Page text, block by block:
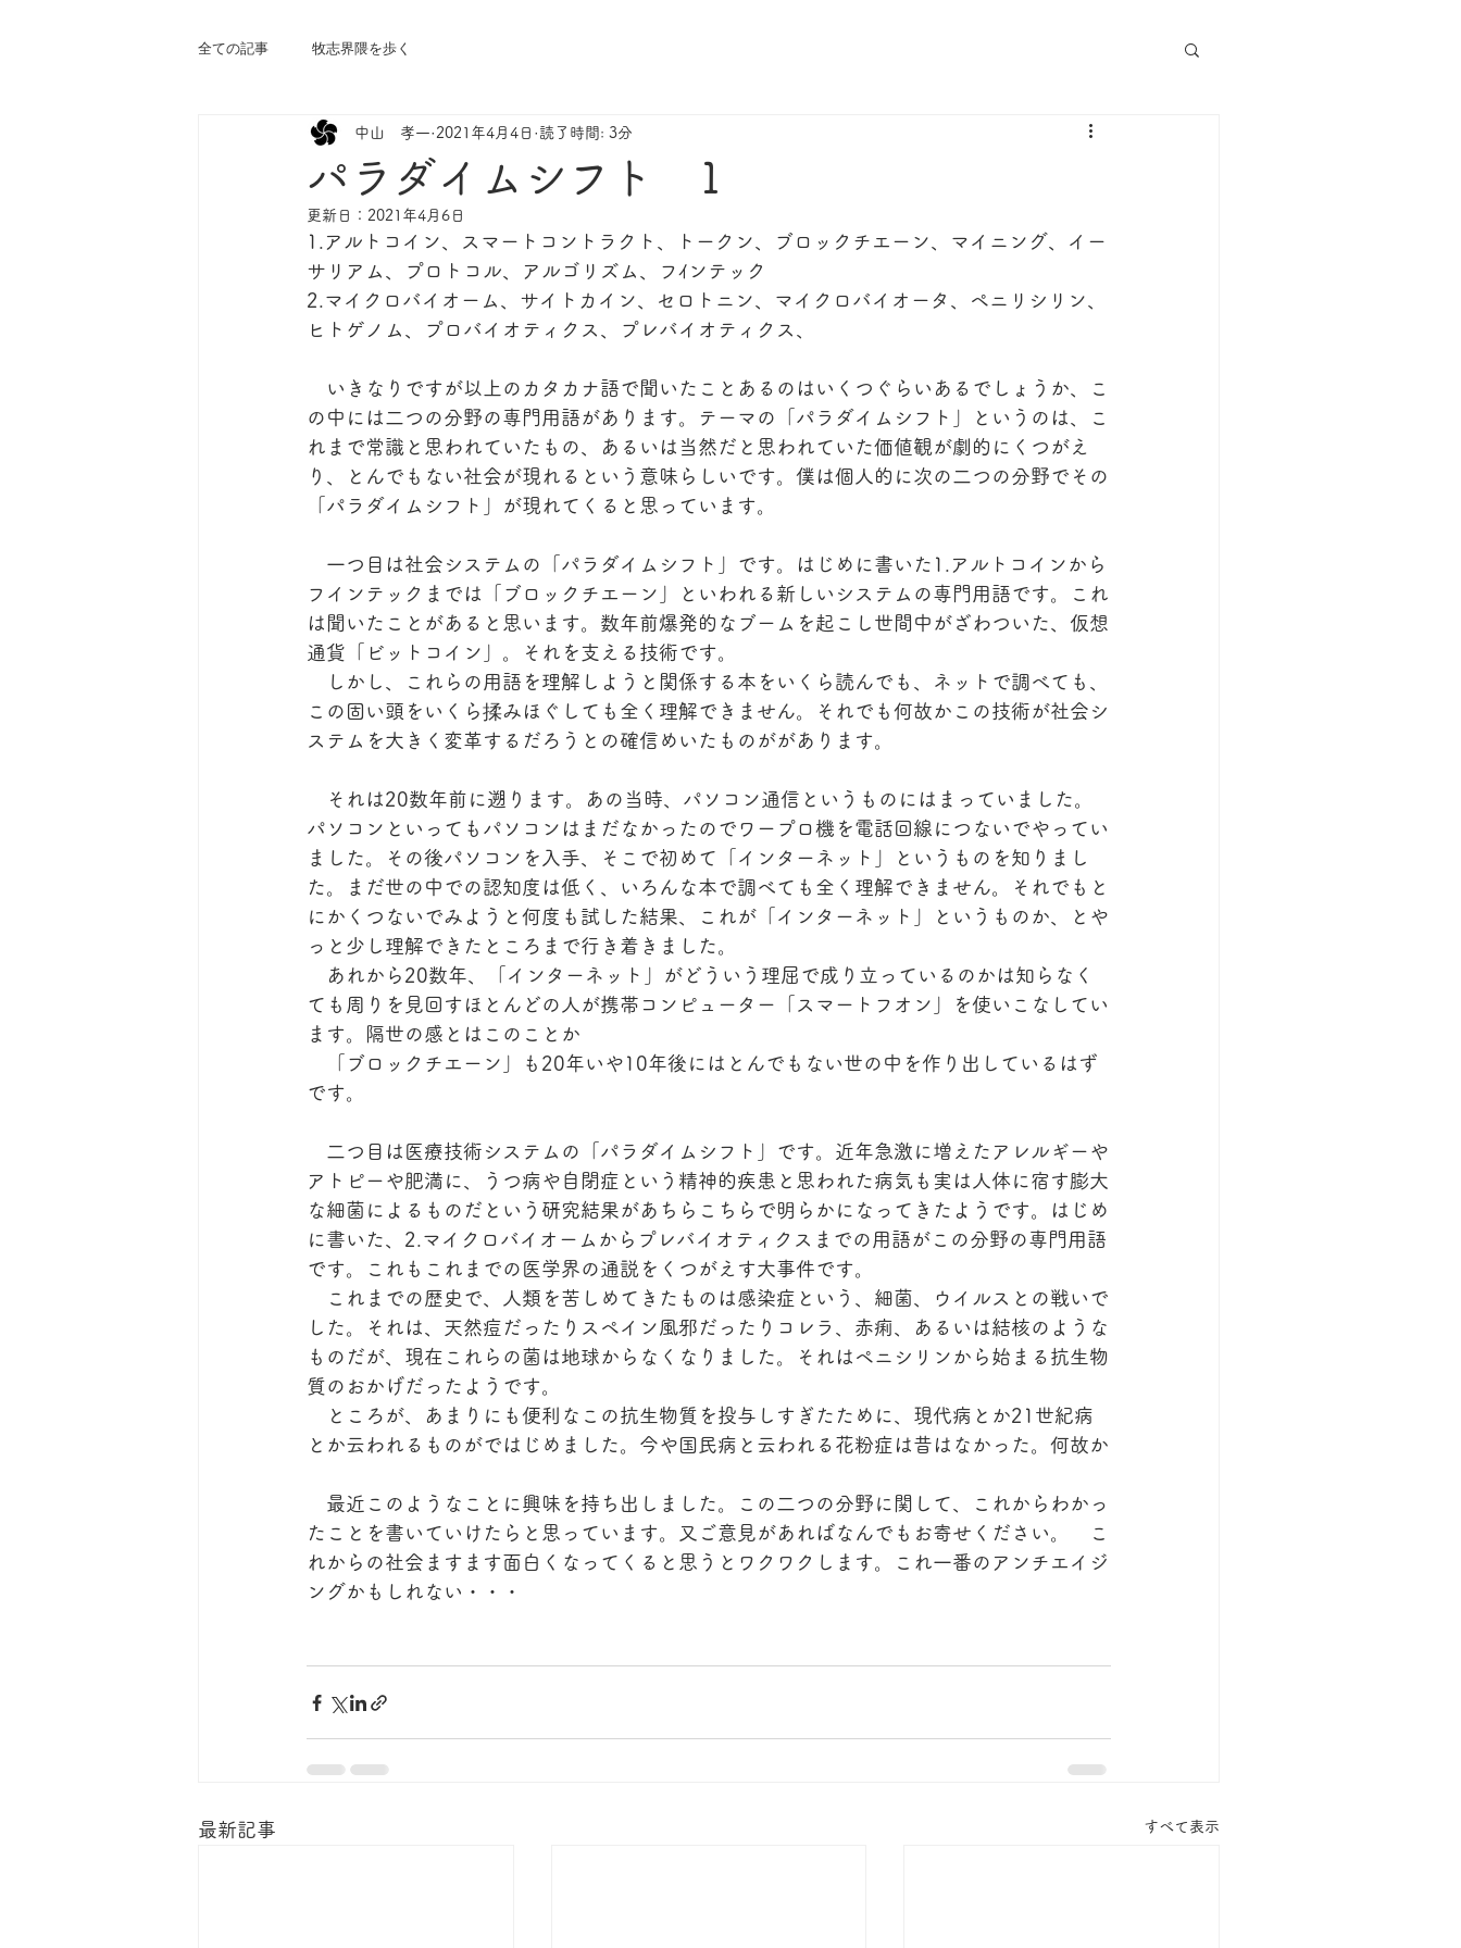
全ての記事 牧志界隈を歩く
パラダイムシフト 1
中山 孝一 2021年4月4日 読了時間: 3分
更新日： 2021年4月6日
1.アルトコイン、スマートコントラクト、トークン、ブロックチエーン、マイニング、イー
サリアム、プロトコル、アルゴリズム、フｲンテック
2.マイクロバイオーム、サイトカイン、セロトニン、マイクロバイオータ、ペニリシリン、
ヒトゲノム、プロバイオティクス、プレバイオティクス、
いきなりですが以上のカタカナ語で聞いたことあるのはいくつぐらいあるでしょうか、こ
の中には二つの分野の専門用語があります。テーマの「パラダイムシフト」というのは、こ
れまで常識と思われていたもの、あるいは当然だと思われていた価値観が劇的にくつがえ
り、とんでもない社会が現れるという意味らしいです。僕は個人的に次の二つの分野でその
「パラダイムシフト」が現れてくると思っています。
一つ目は社会システムの「パラダイムシフト」です。はじめに書いた1.アルトコインから
フインテックまでは「ブロックチエーン」といわれる新しいシステムの専門用語です。これ
は聞いたことがあると思います。数年前爆発的なブームを起こし世間中がざわついた、仮想
通貨「ビットコイン」。それを支える技術です。
しかし、これらの用語を理解しようと関係する本をいくら読んでも、ネットで調べても、
この固い頭をいくら揉みほぐしても全く理解できません。それでも何故かこの技術が社会シ
ステムを大きく変革するだろうとの確信めいたものががあります。
それは20数年前に遡ります。あの当時、パソコン通信というものにはまっていました。
パソコンといってもパソコンはまだなかったのでワープロ機を電話回線につないでやってい
ました。その後パソコンを入手、そこで初めて「インターネット」というものを知りまし
た。まだ世の中での認知度は低く、いろんな本で調べても全く理解できません。それでもと
にかくつないでみようと何度も試した結果、これが「インターネット」というものか、とや
っと少し理解できたところまで行き着きました。
あれから20数年、「インターネット」がどういう理屈で成り立っているのかは知らなく
ても周りを見回すほとんどの人が携帯コンピューター「スマートフオン」を使いこなしてい
ます。隔世の感とはこのことか
「ブロックチエーン」も20年いや10年後にはとんでもない世の中を作り出しているはず
です。
二つ目は医療技術システムの「パラダイムシフト」です。近年急激に増えたアレルギーや
アトピーや肥満に、うつ病や自閉症という精神的疾患と思われた病気も実は人体に宿す膨大
な細菌によるものだという研究結果があちらこちらで明らかになってきたようです。はじめ
に書いた、2.マイクロバイオームからプレバイオティクスまでの用語がこの分野の専門用語
です。これもこれまでの医学界の通説をくつがえす大事件です。
これまでの歴史で、人類を苦しめてきたものは感染症という、細菌、ウイルスとの戦いで
した。それは、天然痘だったりスペイン風邪だったりコレラ、赤痢、あるいは結核のような
ものだが、現在これらの菌は地球からなくなりました。それはペニシリンから始まる抗生物
質のおかげだったようです。
ところが、あまりにも便利なこの抗生物質を投与しすぎたために、現代病とか21世紀病
とか云われるものがではじめました。今や国民病と云われる花粉症は昔はなかった。何故か
最近このようなことに興味を持ち出しました。この二つの分野に関して、これからわかっ
たことを書いていけたらと思っています。又ご意見があればなんでもお寄せください。　こ
れからの社会ますます面白くなってくると思うとワクワクします。これ一番のアンチエイジ
ングかもしれない・・・
最新記事 すべて表示